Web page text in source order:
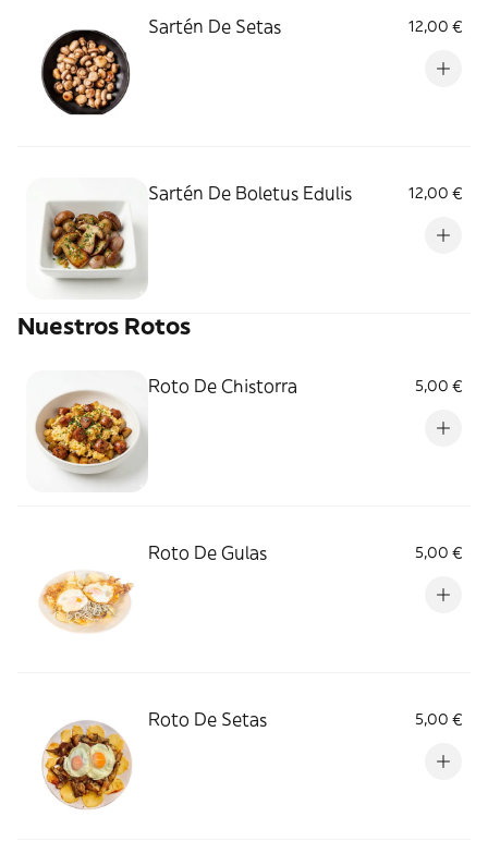
Sartén De Setas 12,00 €
Sartén De Boletus Edulis 12,00 €
Nuestros Rotos
Roto De Chistorra 5,00 €
Roto De Gulas 5,00 €
Roto De Setas 5,00 €